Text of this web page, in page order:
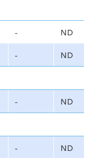
- ND
- ND
- ND
- ND